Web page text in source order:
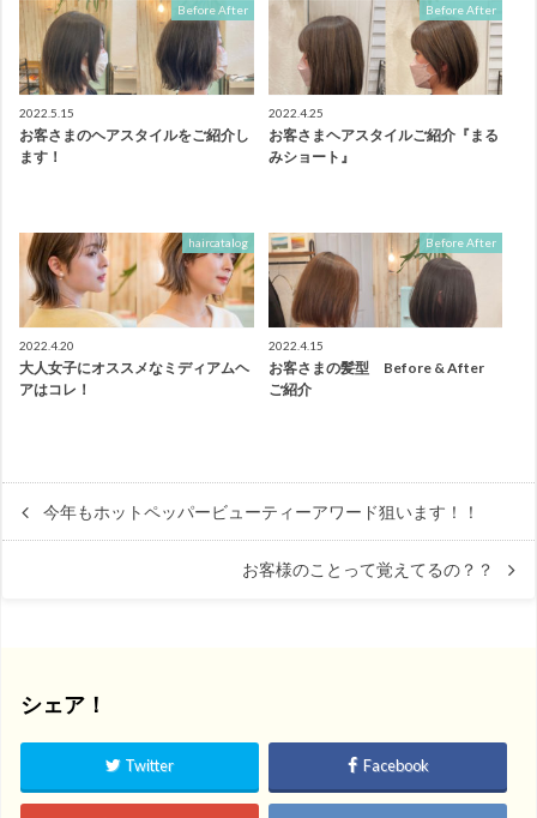
Before After
2022.5.15
お客さまのヘアスタイルをご紹介し
ます！
Before After
2022.4.25
お客さまヘアスタイルご紹介『まる
みショート』
haircatalog
2022.4.20
大人女子にオススメなミディアムヘ
アはコレ！
Before After
2022.4.15
お客さまの髪型 Before & After
ご紹介
今年もホットペッパービューティーアワード狙います！！
お客様のことって覚えてるの？？
シェア！
Twitter Facebook